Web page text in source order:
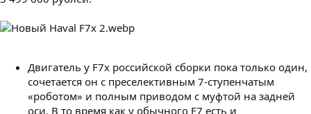
Двигатель у F7x российской сборки пока только один,
сочетается он с преселективным 7-ступенчатым
«роботом» и полным приводом с муфтой на задней
оси. В то время как у обычного F7 есть и